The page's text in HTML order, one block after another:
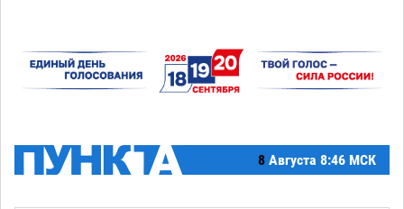
8 Августа 8:46 МСК